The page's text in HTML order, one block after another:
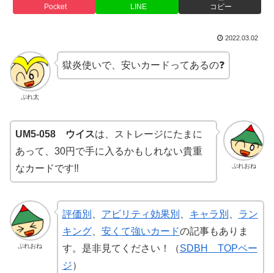
Pocket LINE コピー
2022.03.02
ぷれ太
獄炎使いで、安いカードってあるの❓
ぷれおね
UM5-058 ウイスは、ストレージにたまに
あって、30円で手に入るかもしれない貴重
なカードです‼️
ぷれおね
評価別 アビリティ効果別 キャラ別
ラン
キング、 安くて強いカードの記事もありま
す。是非見てください！（SDBH TOPペー
ジ）